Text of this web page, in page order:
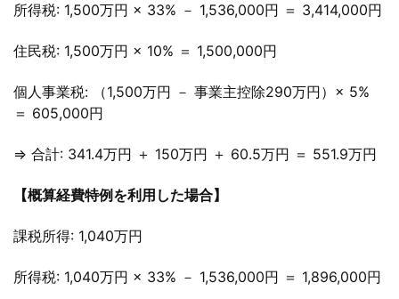
所得税: 1,500万円 × 33% － 1,536,000円 ＝ 3,414,000円
住民税: 1,500万円 × 10% ＝ 1,500,000円
個人事業税: （1,500万円 － 事業主控除290万円）× 5%
＝ 605,000円
⇒ 合計: 341.4万円 ＋ 150万円 ＋ 60.5万円 ＝ 551.9万円
【概算経費特例を利用した場合】
課税所得: 1,040万円
所得税: 1,040万円 × 33% － 1,536,000円 ＝ 1,896,000円